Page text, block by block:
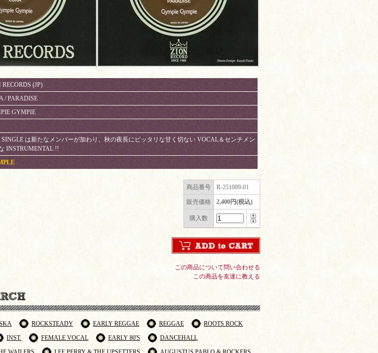
RECORDS (JP)
/ PARADISE
GYMPIE
SINGLE は新たなメンバーが加わり、秋の夜長にピッタリな甘く切ない VOCAL＆センチメン
INSTRUMENTAL !!
商品番号 R-251009-01
販売価格 2,400円(税込)
購入数
この商品について問い合わせる
この商品を友達に教える
ROCKSTEADY EARLY REGGAE REGGAE
ROOTS ROCK
INST. FEMALE VOCAL EARLY 80'S
DANCEHALL